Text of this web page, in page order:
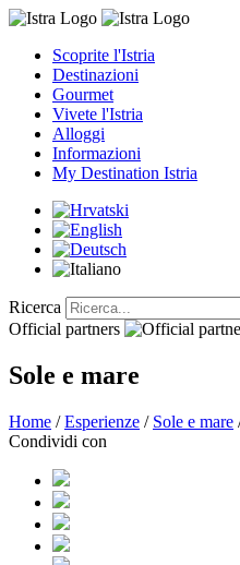
Please
note:
website
includes
accessibility
system.
Scoprite l'Istria
Destinazioni
Gourmet
Vivete l'Istria
Alloggi
Informazioni
My Destination Istria
Ricerca
Official partners
Sole e mare
Home /Esperienze / Sole e mare
Condividi con